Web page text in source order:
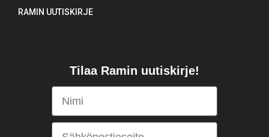
RAMIN UUTISKIRJE
Tilaa Ramin uutiskirje!
Nimi
Sähköpostiosoite